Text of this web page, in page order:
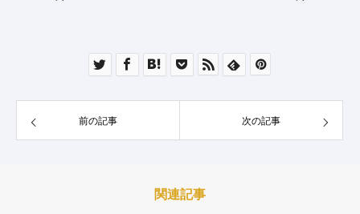
前の記事 次の記事
関連記事